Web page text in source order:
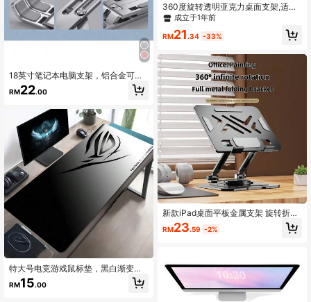
18英寸笔记本电脑支架，铝合金可折
叠散热增高架便携式桌面平板电脑和
手机支架
RM22.00
特大号电竞游戏鼠标垫，黑白渐变眼
睛Logo桌面垫，防滑可水洗橡胶底，
时尚桌面装饰配件，适合玩家办公室
RM15.00
360度旋转透明亚克力桌面支架,适用
于iPad、书籍、手机等
成立于1年前
RM21 .34 -33%
新款iPad桌面平板金属支架 旋转折叠
桌面直播支架 学习追剧懒人散热平板
电脑支架
RM23.59 -2%